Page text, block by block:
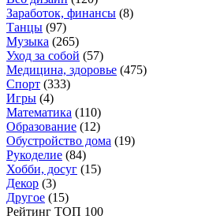
Заработок, финансы (8)
Танцы (97)
Музыка (265)
Уход за собой (57)
Медицина, здоровье (475)
Спорт (333)
Игры (4)
Математика (110)
Образование (12)
Обустройство дома (19)
Рукоделие (84)
Хобби, досуг (15)
Декор (3)
Другое (15)
Рейтинг ТОП 100